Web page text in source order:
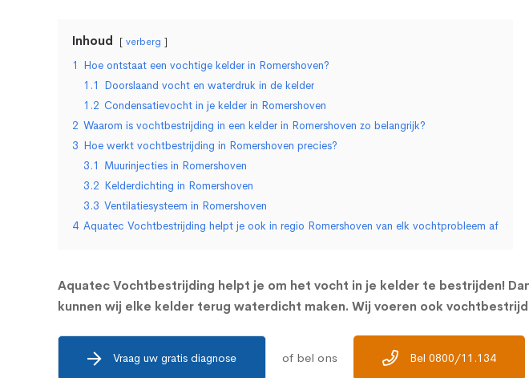
Inhoud verberg
1 Hoe ontstaat een vochtige kelder in Romershoven?
1.1 Doorslaand vocht en waterdruk in de kelder
1.2 Condensatievocht in je kelder in Romershoven
2 Waarom is vochtbestrijding in een kelder in Romershoven zo belangrijk?
3 Hoe werkt vochtbestrijding in Romershoven precies?
3.1 Muurinjecties in Romershoven
3.2 Kelderdichting in Romershoven
3.3 Ventilatiesysteem in Romershoven
4 Aquatec Vochtbestrijding helpt je ook in regio Romershoven van elk vochtprobleem af
Aquatec Vochtbestrijding helpt je om het vocht in je kelder te bestrijden!
kunnen wij elke kelder terug waterdicht maken. Wij voeren ook
Vraag uw gratis diagnose of bel ons Bel 0800/11.134